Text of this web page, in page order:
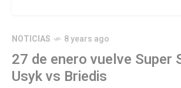
NOTICIAS 8 years ago
27 de enero vuelve Super
Usyk vs Briedis